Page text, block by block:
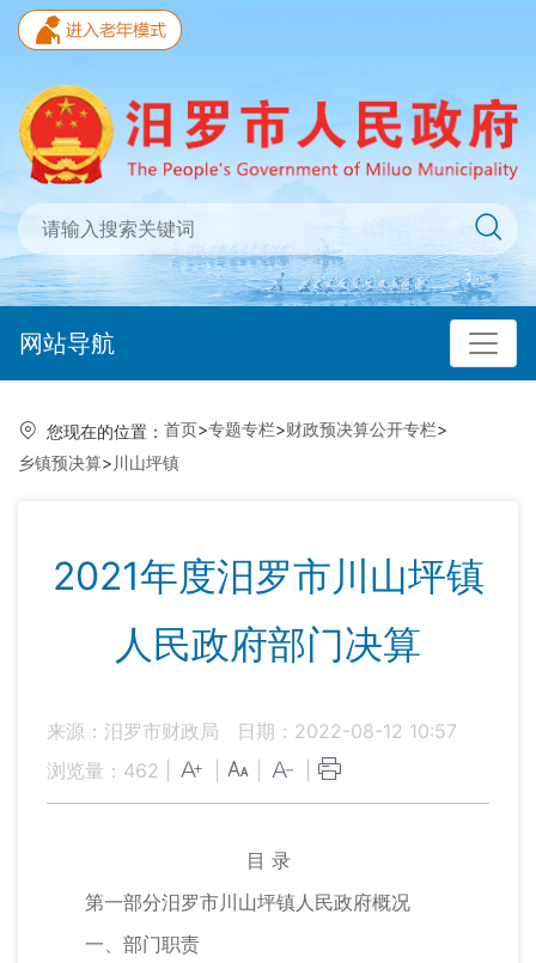
网站导航
您现在的位置： 首页>专题专栏>财政预决算公开专栏>
乡镇预决算> 川山坪镇
2021年度汨罗市川山坪镇
人民政府部门决算
来源：汨罗市财政局
日期：2022-08-12 10:57
浏览量： 462
目 录
第一部分汨罗市川山坪镇人民政府概况
一、部门职责